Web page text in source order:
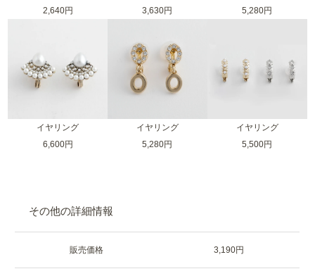
2,640円
3,630円
5,280円
イヤリング
6,600円
イヤリング
5,280円
イヤリング
5,500円
その他の詳細情報
販売価格 3,190円